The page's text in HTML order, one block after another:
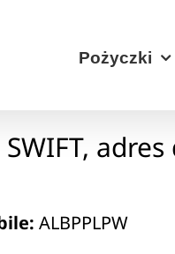
Pożyczki
ALBPPLPW